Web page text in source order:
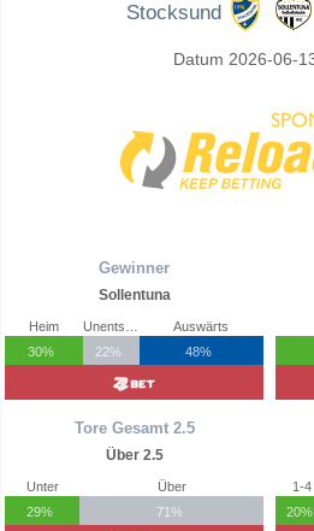
Stocksund
Datum 2026-06-
Gewinner
Sollentuna
Heim
30%
22%
Auswärts
48%
Tore Gesamt 2.5
Über 2.5
Unter
29%
Über
71%
1-4
20%